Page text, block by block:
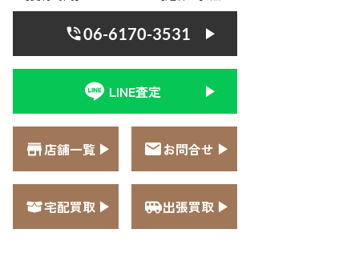
06-6170-3531
LINE査定
店舗一覧 お問合せ
宅配買取 出張買取